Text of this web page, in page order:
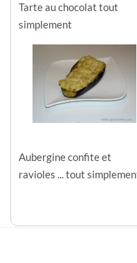
Tarte au chocolat tout
simplement
Aubergine confite et
ravioles ... tout